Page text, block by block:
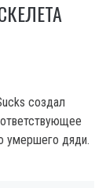
создал
умершего дяди.